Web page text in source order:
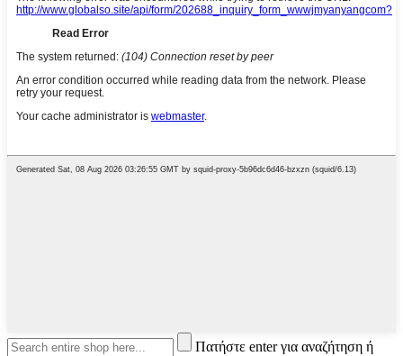
Πατήστε enter για αναζήτηση ή